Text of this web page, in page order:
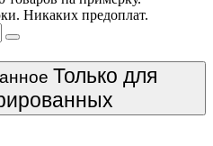
Никаких предоплат.
Только для